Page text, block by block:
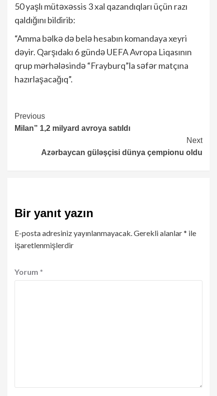
50 yaşlı mütəxəssis 3 xal qazandıqları üçün razı
qaldığını bildirib:
“Amma bəlkə də belə hesabın komandaya xeyri
dəyir. Qarşıdakı 6 gündə UEFA Avropa Liqasının
qrup mərhələsində “Frayburq”la səfər matçına
hazırlaşacağıq”.
Continue
Reading
Previous
Milan” 1,2 milyard avroya satıldı
Next
Azərbaycan güləşçisi dünya çempionu oldu
Bir yanıt yazın
E-posta adresiniz yayınlanmayacak.Gerekli alanlar* ile
işaretlenmişlerdir
Yorum *